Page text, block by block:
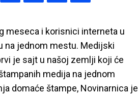
meseca i korisnici interneta u
na jednom mestu. Medijski
je sajt u našoj zemlji koji će
medija na jednom
domaće štampe, Novinarnica je